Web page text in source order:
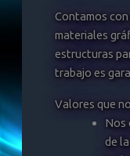
Contamos
materiales
estructuras
trabajo es
Valores que
Nos
de